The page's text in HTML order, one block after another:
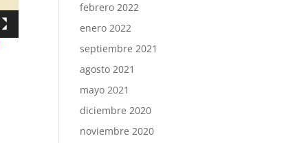
febrero 2022
enero 2022
septiembre 2021
agosto 2021
mayo 2021
diciembre 2020
noviembre 2020